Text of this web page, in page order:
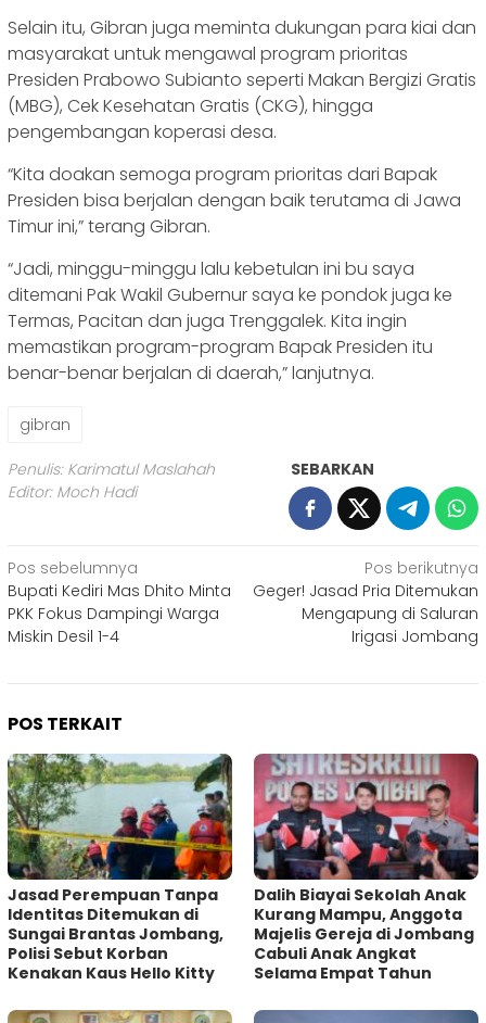
Selain itu, Gibran juga meminta dukungan para kiai dan
masyarakat untuk mengawal program prioritas
Presiden Prabowo Subianto seperti Makan Bergizi Gratis
(MBG), Cek Kesehatan Gratis (CKG), hingga
pengembangan koperasi desa.
“Kita doakan semoga program prioritas dari Bapak
Presiden bisa berjalan dengan baik terutama di Jawa
Timur ini,” terang Gibran.
“Jadi, minggu-minggu lalu kebetulan ini bu saya
ditemani Pak Wakil Gubernur saya ke pondok juga ke
Termas, Pacitan dan juga Trenggalek. Kita ingin
memastikan program-program Bapak Presiden itu
benar-benar berjalan di daerah,” lanjutnya.
gibran
Penulis: Karimatul Maslahah
Editor: Moch Hadi
SEBARKAN
Navigasi
pos
Pos sebelumnya
Bupati Kediri Mas Dhito Minta
PKK Fokus Dampingi Warga
Miskin Desil 1-4
Pos berikutnya
Geger! Jasad Pria Ditemukan
Mengapung di Saluran
Irigasi Jombang
POS TERKAIT
Jasad Perempuan Tanpa
Identitas Ditemukan di
Sungai Brantas Jombang,
Polisi Sebut Korban
Kenakan Kaus Hello Kitty
Dalih Biayai Sekolah Anak
Kurang Mampu, Anggota
Majelis Gereja di Jombang
Cabuli Anak Angkat
Selama Empat Tahun